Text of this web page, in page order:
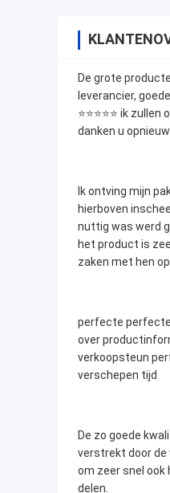
De grote
leverancier,
⭐⭐⭐⭐⭐ ik
danken u
Ik ontving mijn
hierboven
nuttig was werd
het product is
zaken met hen
perfecte
over
verkoopsteun
verschepen tijd
De zo goede
verstrekt door de
om zeer snel
delen.